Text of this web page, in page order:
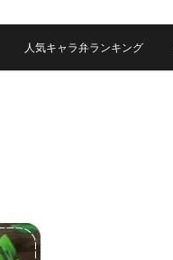
人気キャラ弁ランキング